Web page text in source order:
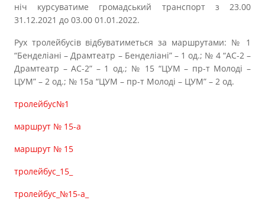
Бюджет
Публічна інформація
Прозорість влади
ніч курсуватиме громадський транспорт з 23.00
31.12.2021 до 03.00 01.01.2022.
Рух тролейбусів відбуватиметься за маршрутами: № 1
“Бенделіані – Драмтеатр – Бенделіані” – 1 од.; № 4 “АС-2 –
Драмтеатр – АС-2” – 1 од.; № 15 “ЦУМ – пр-т Молоді –
ЦУМ” – 2 од.; № 15а “ЦУМ – пр-т Молоді – ЦУМ” – 2 од.
тролейбус№1
маршрут № 15-а
маршрут № 15
тролейбус_15_
тролейбус_№15-а_